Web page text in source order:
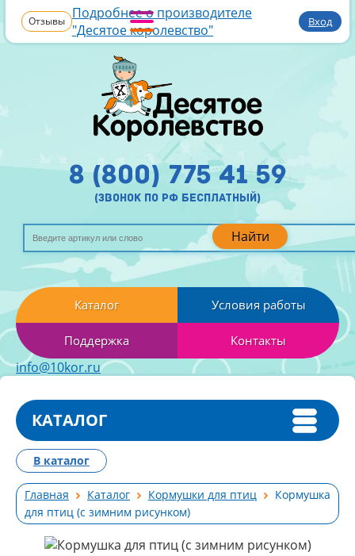
Отзывы Подробнее о производителе
"Десятое королевство"
Вход
Найти
8 (800) 775 41 59
(звонок по рф бесплатный)
Каталог Условия работы
Поддержка Контакты
info@10kor.ru
КАТАЛОГ
Главная Каталог Кормушки для птиц
Кормушка
для птиц (с зимним рисунком)
В каталог